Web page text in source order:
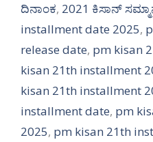
ದಿನಾಂಕ, 2021 ಕಿಸಾನ್
installment date 2025,
release date, pm kisan
kisan 21th installment
kisan 21th installment
installment date, pm
2025, pm kisan 21th